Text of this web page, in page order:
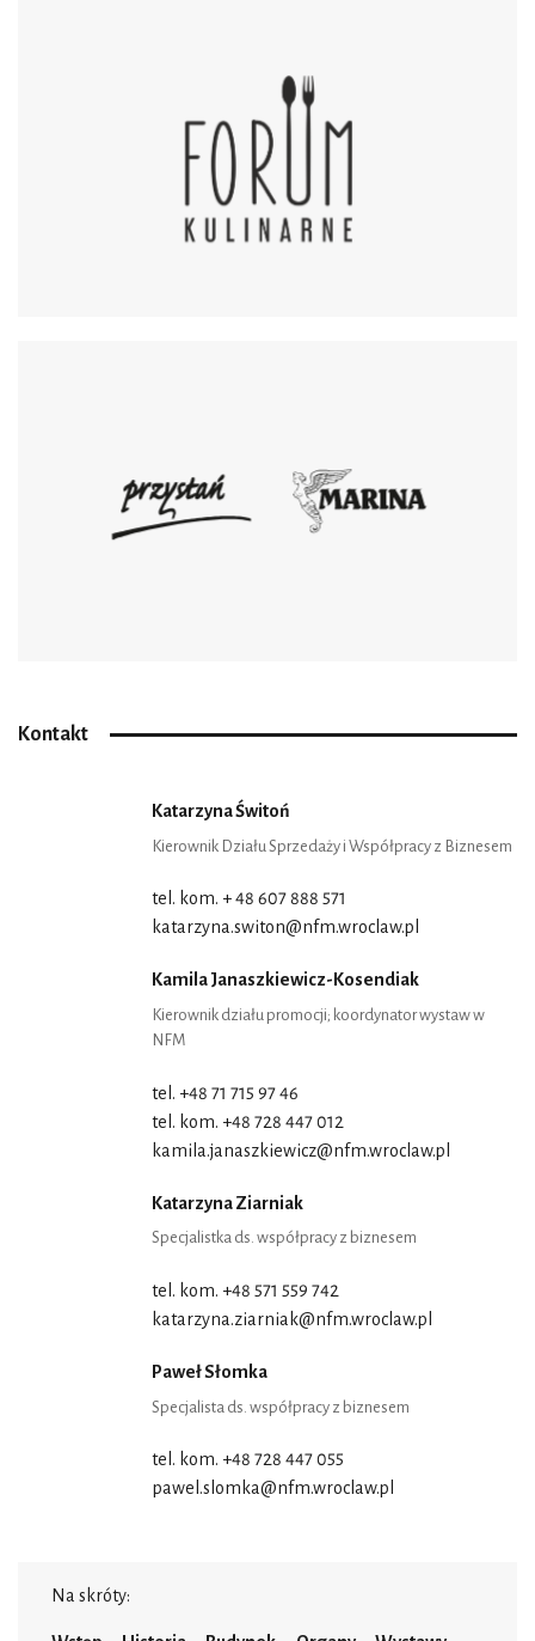
Kontakt
Katarzyna Świtoń
Kierownik Działu Sprzedaży i Współpracy z Biznesem
tel. kom. + 48 607 888 571
katarzyna.switon@nfm.wroclaw.pl
Kamila Janaszkiewicz-Kosendiak
Kierownik działu promocji; koordynator wystaw w
NFM
tel. +48 71 715 97 46
tel. kom. +48 728 447 012
kamila.janaszkiewicz@nfm.wroclaw.pl
Katarzyna Ziarniak
Specjalistka ds. współpracy z biznesem
tel. kom. +48 571 559 742
katarzyna.ziarniak@nfm.wroclaw.pl
Paweł Słomka
Specjalista ds. współpracy z biznesem
tel. kom. +48 728 447 055
pawel.slomka@nfm.wroclaw.pl
Na skróty: